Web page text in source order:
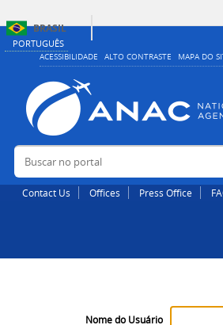
PORTUGUÊS
ACESSIBILIDADE ALTO CONTRASTE MAPA DO
BRASIL
Buscar no portal
Contact Us Offices Press Office
Nome do Usuário